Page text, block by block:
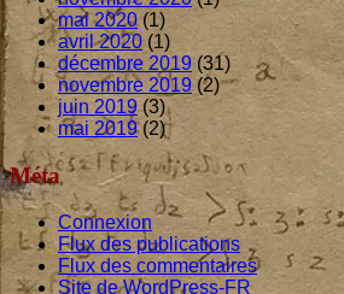
mai 2020(1)
avril 2020(1)
décembre 2019 (31)
novembre 2019(2)
juin 2019(3)
mai 2019(2)
Méta
Connexion
Flux des publications
Flux des commentaires
Site de WordPress-FR